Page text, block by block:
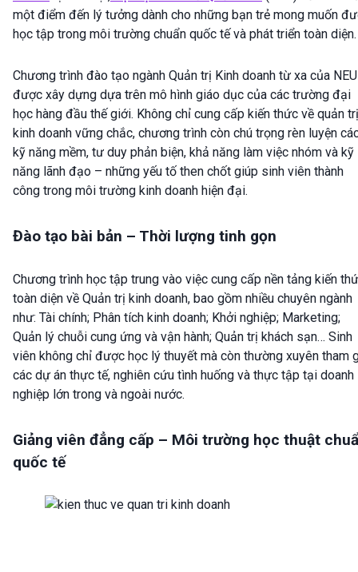
một điểm đến lý tưởng dành cho những bạn trẻ mong muốn
học tập trong môi trường chuẩn quốc tế và phát triển toàn diện.
Chương trình đào tạo ngành Quản trị Kinh doanh từ xa của NEU
được xây dựng dựa trên mô hình giáo dục của các trường đại
học hàng đầu thế giới. Không chỉ cung cấp kiến thức về quản trị
kinh doanh vững chắc, chương trình còn chú trọng rèn luyện
kỹ năng mềm, tư duy phản biện, khả năng làm việc nhóm và kỹ
năng lãnh đạo – những yếu tố then chốt giúp sinh viên thành
công trong môi trường kinh doanh hiện đại.
Đào tạo bài bản – Thời lượng tinh gọn
Chương trình học tập trung vào việc cung cấp nền tảng kiến
toàn diện về Quản trị kinh doanh, bao gồm nhiều chuyên ngành
như: Tài chính; Phân tích kinh doanh; Khởi nghiệp; Marketing;
Quản lý chuỗi cung ứng và vận hành; Quản trị khách sạn… Sinh
viên không chỉ được học lý thuyết mà còn thường xuyên tham
các dự án thực tế, nghiên cứu tình huống và thực tập tại doanh
nghiệp lớn trong và ngoài nước.
Giảng viên đẳng cấp – Môi trường học thuật
quốc tế